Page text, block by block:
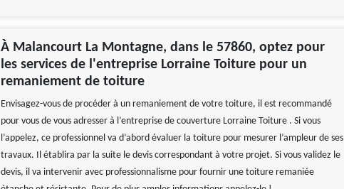
À Malancourt La Montagne, dans le 57860, optez pour
les services de l'entreprise Lorraine Toiture pour un
remaniement de toiture
Envisagez-vous de procéder à un remaniement de votre toiture, il est recommandé
pour vous de vous adresser à l’entreprise de couverture Lorraine Toiture . Si vous
l’appelez, ce professionnel va d’abord évaluer la toiture pour mesurer l’ampleur de ses
travaux. Il établira par la suite le devis correspondant à votre projet. Si vous validez le
devis, il va intervenir avec professionnalisme pour fournir une toiture remaniée